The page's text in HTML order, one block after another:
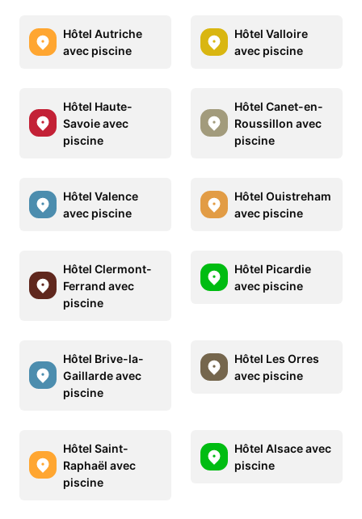
Hôtel Autriche
avec piscine
Hôtel Valloire
avec piscine
Hôtel Haute-
Savoie avec
piscine
Hôtel Canet-en-
Roussillon avec
piscine
Hôtel Valence
avec piscine
Hôtel Ouistreham
avec piscine
Hôtel Clermont-
Ferrand avec
piscine
Hôtel Picardie
avec piscine
Hôtel Brive-la-
Gaillarde avec
piscine
Hôtel Les Orres
avec piscine
Hôtel Saint-
Raphaël avec
piscine
Hôtel Alsace avec
piscine